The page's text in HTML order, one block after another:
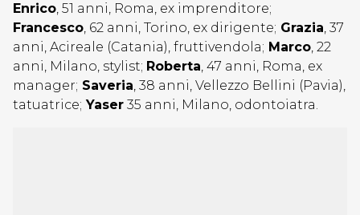
Enrico, 51 anni, Roma, ex imprenditore;
Francesco, 62 anni, Torino, ex dirigente; Grazia, 37
anni, Acireale (Catania), fruttivendola; Marco, 22
anni, Milano, stylist; Roberta, 47 anni, Roma, ex
manager; Saveria, 38 anni, Vellezzo Bellini (Pavia),
tatuatrice; Yaser 35 anni, Milano, odontoiatra.